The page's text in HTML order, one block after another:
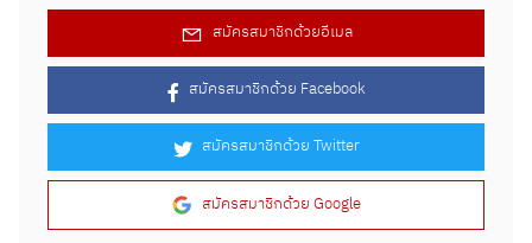
พนักงานทดลองงาน มีสิทธิ์ได้ค่าล่วงเวลา
(OT) ตามกฎหมายหรือไม่?
เลยได้ไหม
บริษัทมีนโยบายให้กักตัวที่บริษัท 14 วัน แต่ไม่
สามารถอยู่ได้ จึงกักตัวอยู่บ้าน 14 วัน (แต่ไม่ได้ติด
โรคโควิท) ต่อมาให้กลับมาทำงานตามปกติ คือไป-
กลับได้ หลังจากทำงานได้ระยะหนึ่ง...
2 2
สมัครสมาชิกด้วยอีเมล
สมัครสมาชิกด้วย Facebook
สมัครสมาชิกด้วย Twitter
สมัครสมาชิกด้วย Google